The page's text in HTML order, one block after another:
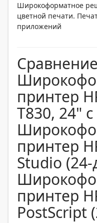
Широкоформатное
цветной печати.
приложений
Сравнение
принтер
T830, 24" с
принтер
Studio
принтер
PostScript